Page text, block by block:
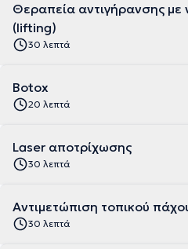
Θεραπεία αντιγήρανσης
(lifting)
30 λεπτά
Botox
20 λεπτά
Laser αποτρίχωσης
30 λεπτά
Αντιμετώπιση τοπικού
30 λεπτά